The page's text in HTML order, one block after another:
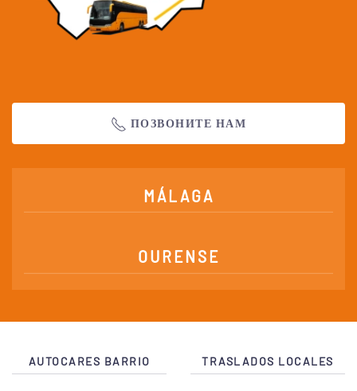
ПОЗВОНИТЕ НАМ
MÁLAGA
OURENSE
AUTOCARES BARRIO TRASLADOS LOCALES